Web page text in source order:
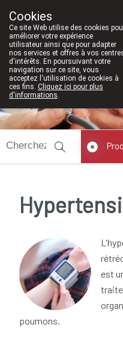
011/
est
poumons.
Cookies
Ce site Web utilise des cookies
améliorer votre expérience
utilisateur ainsi que pour adapter
nos services et offres à vos
d'intérêts. En poursuivant votre
navigation sur ce site, vous
acceptez l'utilisation de cookies à
ces fins. Cliquez ici pour plus
d'informations.